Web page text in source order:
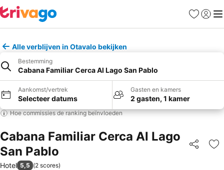
Favorieten
Alle verblijven in Otavalo bekijken
Bestemming
Cabana Familiar Cerca Al Lago San Pablo
Aankomst/vertrek
Selecteer datums
Gasten en kamers
2 gasten, 1 kamer
Hoe commissies de ranking beïnvloeden
Cabana Familiar Cerca Al Lago
San Pablo
Delen
Hotel 5,5 (2 scores)